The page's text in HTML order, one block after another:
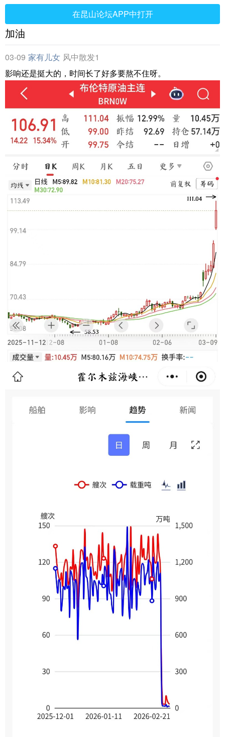
在昆山论坛APP中打开
加油
03-09 家有儿女 风中散发1
影响还是挺大的，时间长了好多要熬不住呀。